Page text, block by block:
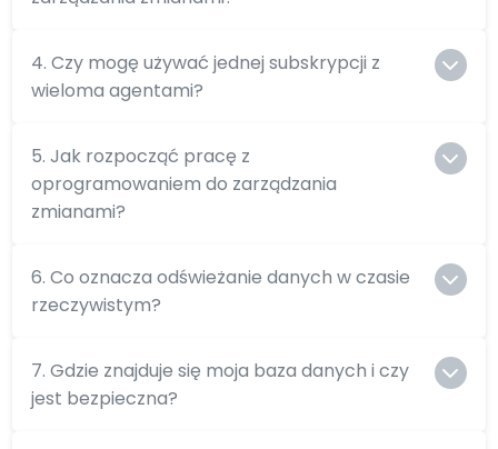
4. Czy mogę używać jednej subskrypcji z
wieloma agentami?
5. Jak rozpocząć pracę z
oprogramowaniem do zarządzania
zmianami?
6. Co oznacza odświeżanie danych w czasie
rzeczywistym?
7. Gdzie znajduje się moja baza danych i czy
jest bezpieczna?